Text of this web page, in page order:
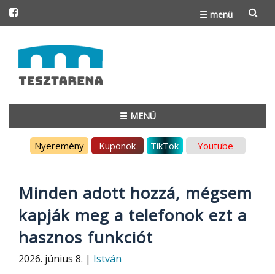
☰ menü
to
content
☰ MENÜ
Nyeremény Kuponok TikTok Youtube
Minden adott hozzá, mégsem
kapják meg a telefonok ezt a
hasznos funkciót
2026. június 8. | István